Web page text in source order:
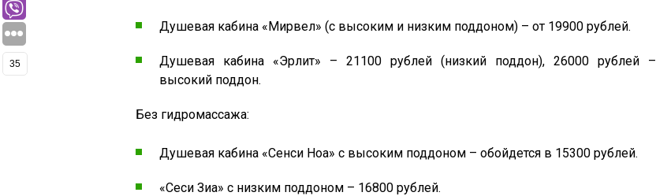
Душевая кабина «Мирвел» (с высоким и низким поддоном) – от 19900 рублей.
Душевая кабина «Эрлит» – 21100 рублей (низкий поддон), 26000 рублей –
высокий поддон.
Без гидромассажа:
Душевая кабина «Сенси Ноа» с высоким поддоном – обойдется в 15300 рублей.
«Сеси Зиа» с низким поддоном – 16800 рублей.
35